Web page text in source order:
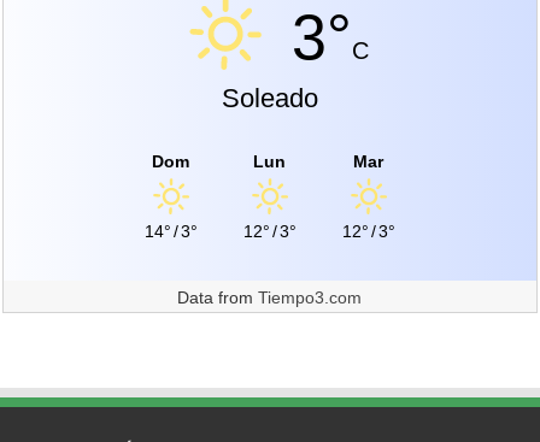
3°C
Soleado
Dom
14°/3°
Lun
12°/3°
Mar
12°/3°
Data fromTiempo3.com